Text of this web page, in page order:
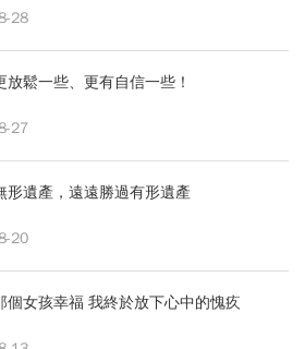
28
放鬆一些、更有自信一些！
27
形遺產，遠遠勝過有形遺產
20
個女孩幸福 我終於放下心中的愧疚